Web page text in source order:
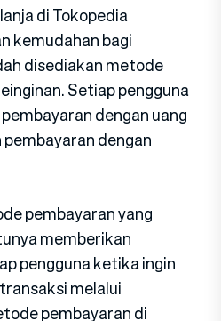
di Tokopedia
kemudahan bagi
disediakan metode
Setiap pengguna
dengan uang
dengan
pembayaran yang
memberikan
pengguna ketika ingin
melalui
pembayaran di